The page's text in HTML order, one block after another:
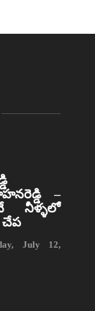
–
నీళ్ళలో
చేప
July 12,